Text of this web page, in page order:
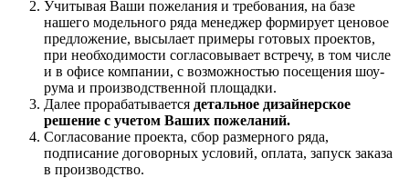
Учитывая Ваши пожелания и требования, на базе
нашего модельного ряда менеджер формирует ценовое
предложение, высылает примеры готовых проектов,
при необходимости согласовывает встречу, в том числе
и в офисе компании, с возможностью посещения шоу-
рума и производственной площадки.
Далее прорабатывается детальное дизайнерское
решение с учетом Ваших пожеланий.
Согласование проекта, сбор размерного ряда,
подписание договорных условий, оплата, запуск заказа
в производство.